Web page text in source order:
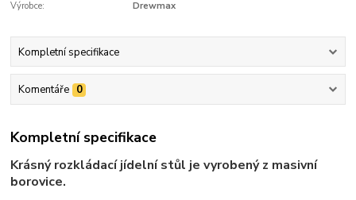
Výrobce:
Drewmax
Kompletní specifikace
Komentáře 0
Kompletní specifikace
Krásný rozkládací jídelní stůl je vyrobený z masivní
borovice.